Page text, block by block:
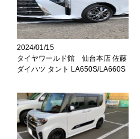
2024/01/15
タイヤワールド館 仙台本店 佐藤
ダイハツ タント LA650S/LA660S